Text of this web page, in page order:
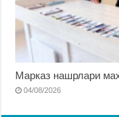
Марказ нашрлари
04/08/2026